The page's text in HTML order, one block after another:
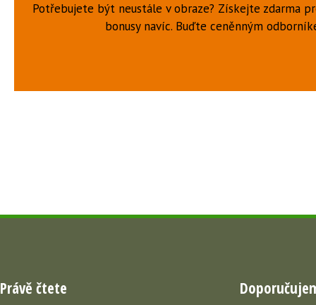
Potřebujete být neustále v obraze? Získejte zdarma
bonusy navíc. Buďte ceněnným
Právě čtete